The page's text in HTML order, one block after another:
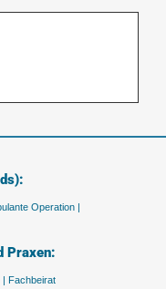
Operation |
Praxen:
Fachbeirat